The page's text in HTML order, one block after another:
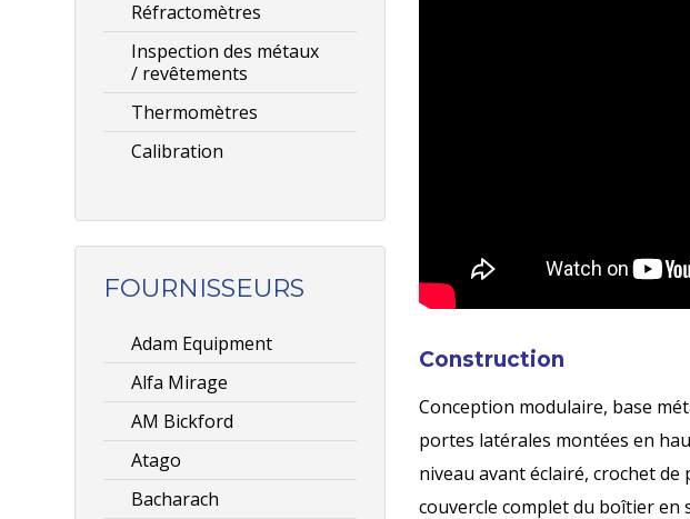
Construction
Conception modulaire, base
portes latérales montées en
niveau avant éclairé, crochet
couvercle complet du boîtier en
Réfractomètres
Inspection des métaux
/ revêtements
Thermomètres
Calibration
FOURNISSEURS
Adam Equipment
Alfa Mirage
AM Bickford
Atago
Bacharach